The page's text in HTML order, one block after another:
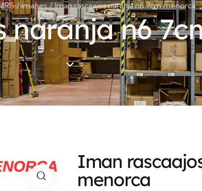
imanes Iman rascaajos naranja n6 7cm menorca
n6
Iman
menorca